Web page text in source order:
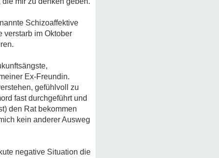
Schizoaffektive
verstarb im Oktober
Ex-Freundin.
gefühlvoll zu
fast durchgeführt und
den Rat bekommen
kein anderer Ausweg
negative Situation die